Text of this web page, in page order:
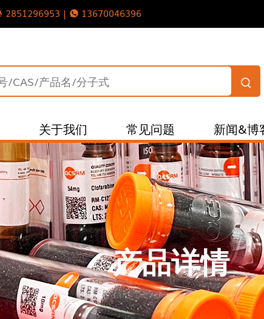
2851296953 | 13670046396
关于我们 常见问题 新闻&博
产品详情